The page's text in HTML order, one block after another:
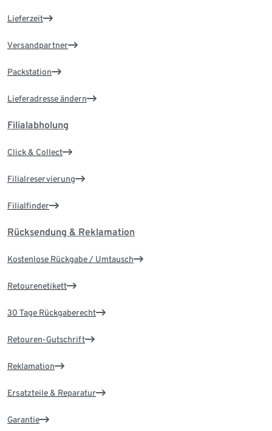
Lieferzeit
Versandpartner
Packstation
Lieferadresse ändern
Filialabholung
Click & Collect
Filialreservierung
Filialfinder
Rücksendung & Reklamation
Kostenlose Rückgabe / Umtausch
Retourenetikett
30 Tage Rückgaberecht
Retouren-Gutschrift
Reklamation
Ersatzteile & Reparatur
Garantie